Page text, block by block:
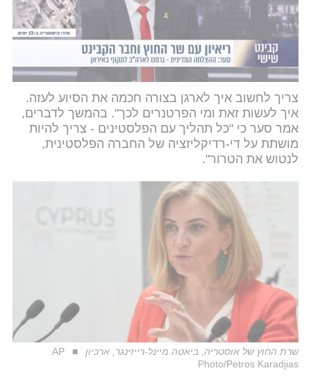
מה אני יכולה לעשות למען האנשים הסובלים בעזה,
והחלטתי להגיע לכאן, ולקיים שיחה כנה כחברה, וכאדם
מודאג".
צריך לחשוב איך לארגן בצורה חכמה את הסיוע לעזה.
איך לעשות זאת ומי הפרטנרים לכך". בהמשך לדברים,
אמר סער כי "כל תהליך עם הפלסטינים - צריך להיות
מושתת על די-רדיקליזציה של החברה הפלסטינית,
לנטוש את הטרור".
שרת החוץ של אוסטריה, ביאטה מיינל-רייזינגר, ארכיון
AP
Photo/Petros Karadjias